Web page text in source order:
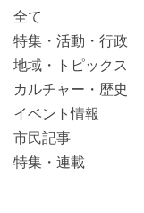
全て
特集・活動・行政
地域・トピックス
カルチャー・歴史
イベント情報
市民記事
特集・連載